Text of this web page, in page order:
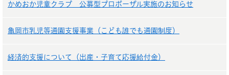
かめおか児童クラブ 公募型プロポーザル実施のお知らせ
亀岡市乳児等通園支援事業（こども誰でも通園制度）
経済的支援について（出産・子育て応援給付金）